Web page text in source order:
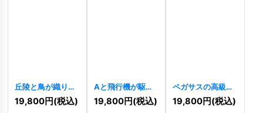
丘陵と鳥が織りな
す大自然の円形ロ
ゴ [ 11062 ]
19,800円(税込)
Aと飛行機が駆け
抜けるスカイとト
ラベルロゴ
19,800円(税込)
ペガサスの高級感
あるロゴ[10434]
19,800円(税込)